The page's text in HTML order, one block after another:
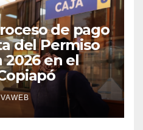
de pago
del Permiso
2026 en el